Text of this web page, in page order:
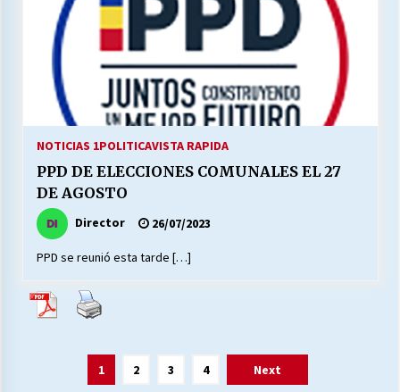
NOTICIAS 1POLITICAVISTA RAPIDA
PPD DE ELECCIONES COMUNALES EL 27
DE AGOSTO
Director 26/07/2023
PPD se reunió esta tarde […]
Paginación
1 2 3 4 Next